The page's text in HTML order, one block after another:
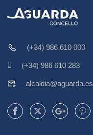
(+34) 986 610 000
(+34) 986 610 283
alcaldia@aguarda.es